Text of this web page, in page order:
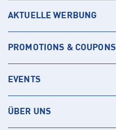
AKTUELLE WERBUNG
PROMOTIONS & COUPONS
EVENTS
ÜBER UNS